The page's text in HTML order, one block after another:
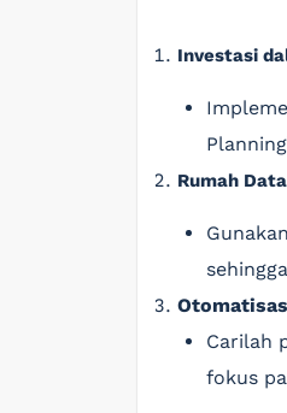
Investasi
Rumah
Carilah
fokus